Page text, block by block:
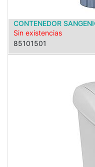
CONTENEDOR
Sin existencias
85101501